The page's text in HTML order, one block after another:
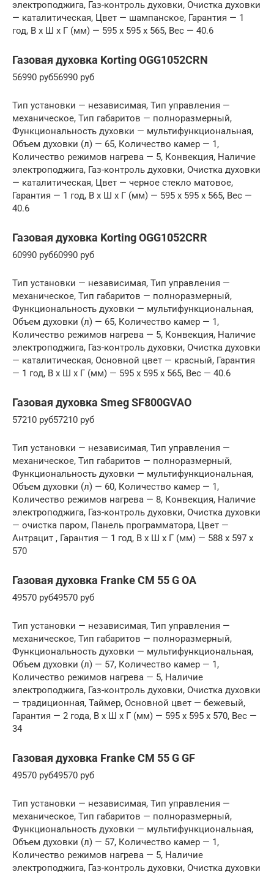
электроподжига, Газ-контроль духовки, Очистка духовки
— каталитическая, Цвет — шампанское, Гарантия — 1
год, В x Ш x Г (мм) — 595 x 595 x 565, Вес — 40.6
Газовая духовка Korting OGG1052CRN
56990 руб56990 руб
Тип установки — независимая, Тип управления —
механическое, Тип габаритов — полноразмерный,
Функциональность духовки — мультифункциональная,
Объем духовки (л) — 65, Количество камер — 1,
Количество режимов нагрева — 5, Конвекция, Наличие
электроподжига, Газ-контроль духовки, Очистка духовки
— каталитическая, Цвет — черное стекло матовое,
Гарантия — 1 год, В x Ш x Г (мм) — 595 x 595 x 565, Вес —
40.6
Газовая духовка Korting OGG1052CRR
60990 руб60990 руб
Тип установки — независимая, Тип управления —
механическое, Тип габаритов — полноразмерный,
Функциональность духовки — мультифункциональная,
Объем духовки (л) — 65, Количество камер — 1,
Количество режимов нагрева — 5, Конвекция, Наличие
электроподжига, Газ-контроль духовки, Очистка духовки
— каталитическая, Основной цвет — красный, Гарантия
— 1 год, В x Ш x Г (мм) — 595 x 595 x 565, Вес — 40.6
Газовая духовка Smeg SF800GVAO
57210 руб57210 руб
Тип установки — независимая, Тип управления —
механическое, Тип габаритов — полноразмерный,
Функциональность духовки — мультифункциональная,
Объем духовки (л) — 60, Количество камер — 1,
Количество режимов нагрева — 8, Конвекция, Наличие
электроподжига, Газ-контроль духовки, Очистка духовки
— очистка паром, Панель программатора, Цвет —
Антрацит , Гарантия — 1 год, В x Ш x Г (мм) — 588 x 597 x
570
Газовая духовка Franke CM 55 G OA
49570 руб49570 руб
Тип установки — независимая, Тип управления —
механическое, Тип габаритов — полноразмерный,
Функциональность духовки — мультифункциональная,
Объем духовки (л) — 57, Количество камер — 1,
Количество режимов нагрева — 5, Наличие
электроподжига, Газ-контроль духовки, Очистка духовки
— традиционная, Таймер, Основной цвет — бежевый,
Гарантия — 2 года, В x Ш x Г (мм) — 595 x 595 x 570, Вес —
34
Газовая духовка Franke CM 55 G GF
49570 руб49570 руб
Тип установки — независимая, Тип управления —
механическое, Тип габаритов — полноразмерный,
Функциональность духовки — мультифункциональная,
Объем духовки (л) — 57, Количество камер — 1,
Количество режимов нагрева — 5, Наличие
электроподжига, Газ-контроль духовки, Очистка духовки